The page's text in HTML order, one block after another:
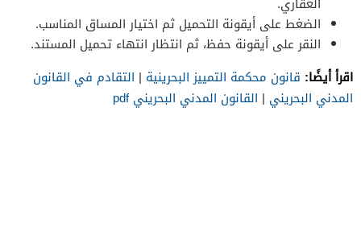
الضغط على أيقونة التحميل ثم اختيار المساق المناسب.
النقر على أيقونة حفظ، ثم انتظار انتهاء تحميل المستند.
اقرأ أيضًا: قانون محكمة التمييز البحرينية | التقادم في القانون
المدني البحريني | القانون المدني البحريني pdf